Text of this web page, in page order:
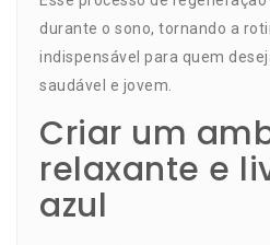
durante o sono, tornando a
indispensável para quem
saudável e jovem.
Criar um
relaxante e
azul